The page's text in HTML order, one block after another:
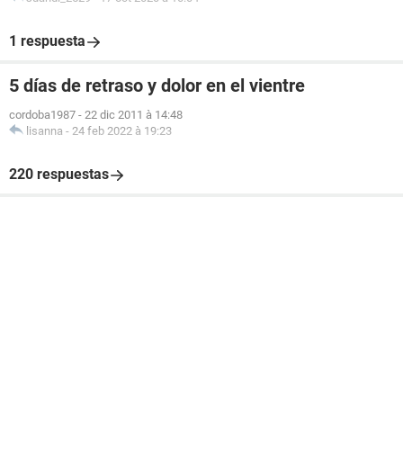
1 respuesta
5 días de retraso y dolor en el vientre
cordoba1987 - 22 dic 2011 à 14:48
lisanna - 24 feb 2022 à 19:23
220 respuestas